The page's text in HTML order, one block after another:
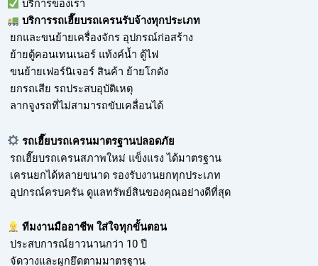
บริการของเรา
บริการรถเฮี๊ยบรถเครนรับจ้างทุกประเภท
ยกและขนย้ายเครื่องจักร อุปกรณ์ก่อสร้าง
ย้ายตู้คอนเทนเนอร์ แท้งค์น้ำ ตู้ไฟ
ขนย้ายเฟอร์นิเจอร์ สินค้า ย้ายโกดัง
ยกรถเสีย รถประสบอุบัติเหตุ
ลากจูงรถที่ไม่สามารถขับเคลื่อนได้
รถเฮี๊ยบรถเครนมาตรฐานปลอดภัย
รถเฮี๊ยบรถเครนสภาพใหม่ แข็งแรง ได้มาตรฐาน
เครนยกได้หลายขนาด รองรับงานยกทุกประเภท
อุปกรณ์ครบครัน ดูแลทรัพย์สินของคุณอย่างดีที่สุด
ทีมงานมืออาชีพ ใส่ใจทุกขั้นตอน
ประสบการณ์ยาวนานกว่า 10 ปี
จัดวางและผูกยึดตามมาตรฐาน